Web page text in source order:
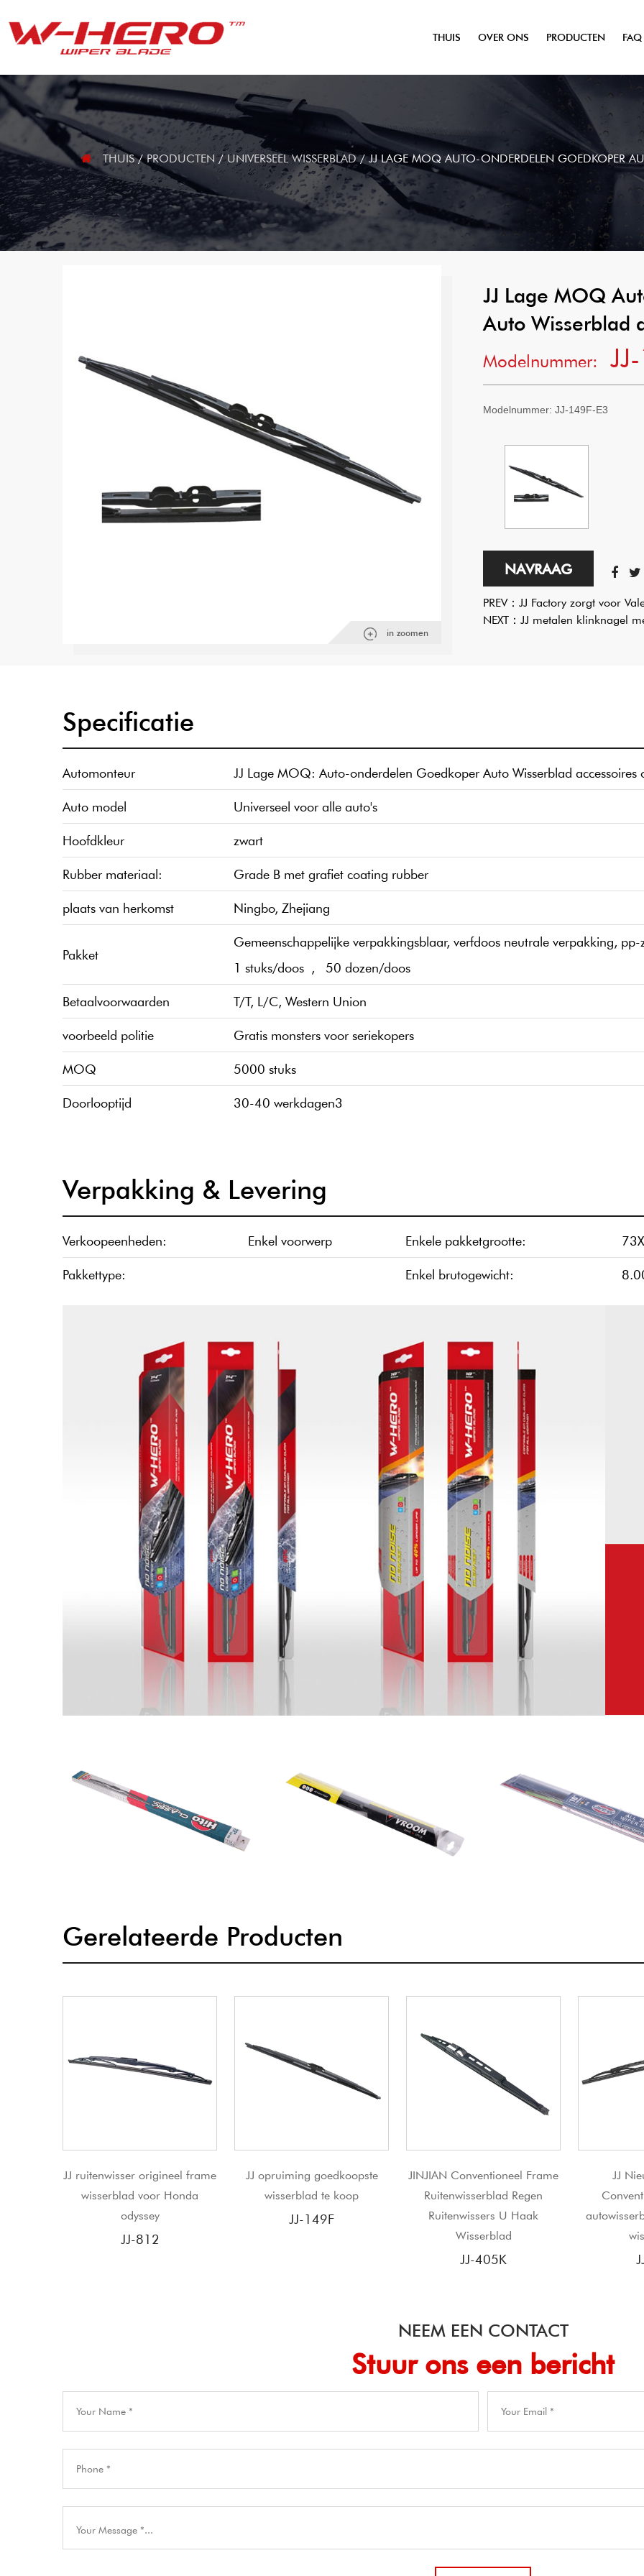
THUIS OVER ONS PRODUCTEN FAQ
THUIS/PRODUCTEN /UNIVERSEEL WISSERBLAD/JJ LAGE MOQ AUTO-ONDERDELEN GOEDKOPER
in zoomen
JJ Lage MOQ
Auto Wisserblad
Modelnummer:
Modelnummer: JJ-149F-E3
NAVRAAG
PREV： JJ Factory zorgt voor
NEXT： JJ metalen klinknagel
Specificatie
Automonteur
JJ Lage MOQ: Auto-onderdelen Goedkoper Auto Wisserblad accessoires
Auto model
Universeel voor alle auto's
Hoofdkleur
zwart
Rubber materiaal:
Grade B met grafiet coating rubber
plaats van herkomst
Ningbo, Zhejiang
Pakket
Gemeenschappelijke verpakkingsblaar, verfdoos neutrale verpakking, pp-
1 stuks/doos , 50 dozen/doos
Betaalvoorwaarden
T/T, L/C, Western Union
voorbeeld politie
Gratis monsters voor seriekopers
MOQ
5000 stuks
Doorlooptijd
30-40 werkdagen3
Verpakking & Levering
Verkoopeenheden: Enkel voorwerp Enkele pakketgrootte:
Pakkettype:
Enkel brutogewicht:
Gerelateerde Producten
frame
JJ opruiming goedkoopste
wisserblad te koop
JJ-149F
JINJIAN Conventioneel Frame
Ruitenwisserblad Regen
Ruitenwissers U Haak
JJ Nieuw product
Conventioneel helder
autowisserblad, traditioneel
wisserblad
JJ-415
Fit
NEEM EEN CONTACT
Stuur ons een bericht​